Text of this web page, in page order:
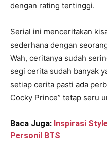
dengan rating tertinggi.
Serial ini menceritakan
sederhana dengan
Wah, ceritanya sudah
segi cerita sudah banyak
setiap cerita pasti ada
Cocky Prince” tetap seru
Baca Juga: Inspirasi
Personil BTS